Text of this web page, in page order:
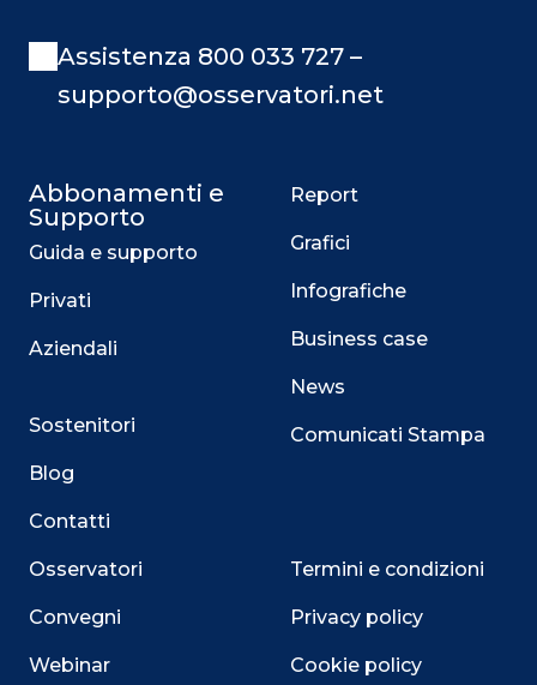
Assistenza 800 033 727 –
supporto@osservatori.net
Abbonamenti e
Supporto
Guida e supporto
Privati
Aziendali
Sostenitori
Blog
Contatti
Osservatori
Convegni
Webinar
Report
Grafici
Infografiche
Business case
News
Comunicati Stampa
Termini e condizioni
Privacy policy
Cookie policy